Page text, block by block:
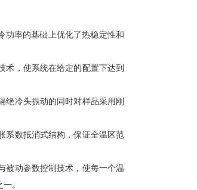
功率的基础上优化了热稳定性和
，使系统在给定的配置下达到
冷头振动的同时对样品采用刚
数抵消式结构，保证全温区范
动参数控制技术，使每一个温
。